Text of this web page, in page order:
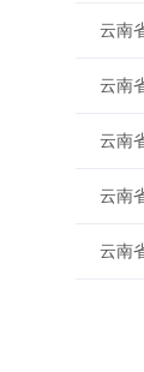
云南
云南
云南
云南
云南